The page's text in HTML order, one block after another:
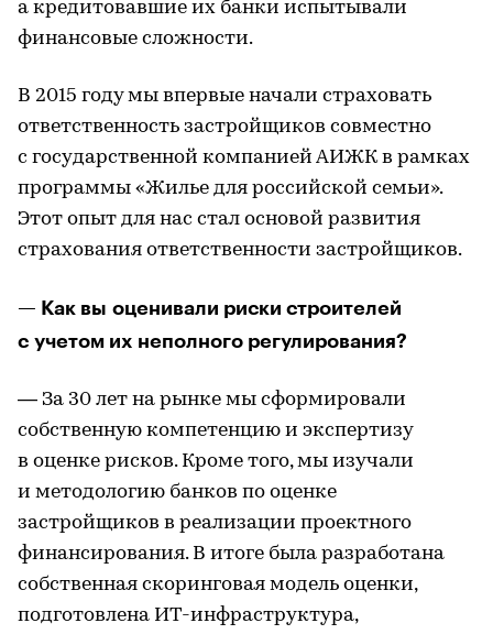
а кредитовавшие их банки испытывали
финансовые сложности.
В 2015 году мы впервые начали страховать
ответственность застройщиков совместно
с государственной компанией АИЖК в рамках
программы «Жилье для российской семьи».
Этот опыт для нас стал основой развития
страхования ответственности застройщиков.
— Как вы оценивали риски строителей
с учетом их неполного регулирования?
— За 30 лет на рынке мы сформировали
собственную компетенцию и экспертизу
в оценке рисков. Кроме того, мы изучали
и методологию банков по оценке
застройщиков в реализации проектного
финансирования. В итоге была разработана
собственная скоринговая модель оценки,
подготовлена ИТ-инфраструктура,